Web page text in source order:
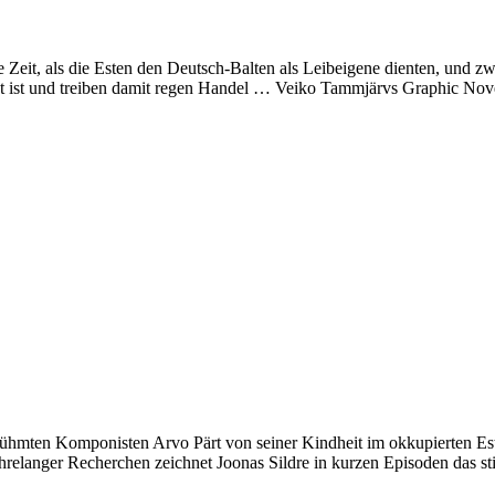
als die Esten den Deutsch-Balten als Leibeigene dienten, und
ist und treiben damit regen Handel … Veiko Tammjärvs Graphic
Komponisten Arvo Pärt von seiner Kindheit im okkupierten
Recherchen zeichnet Joonas Sildre in kurzen Episoden das